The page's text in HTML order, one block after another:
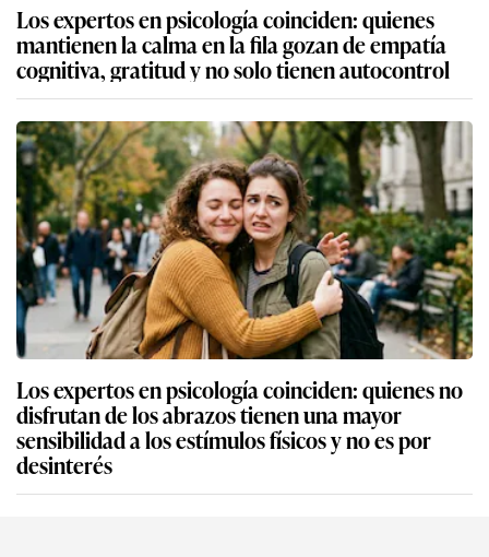
Los expertos en psicología coinciden: quienes
mantienen la calma en la fila gozan de empatía
cognitiva, gratitud y no solo tienen autocontrol
Los expertos en psicología coinciden: quienes no
disfrutan de los abrazos tienen una mayor
sensibilidad a los estímulos físicos y no es por
desinterés